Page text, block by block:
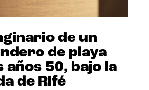
de un
de playa
años 50, bajo la
de Rifé